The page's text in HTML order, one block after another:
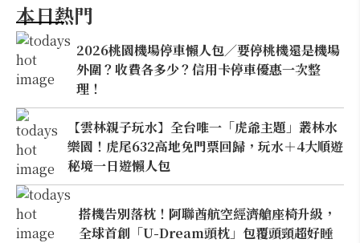
本日熱門
2026桃園機場停車懶人包／要停桃機還是機場
外圍？收費各多少？信用卡停車優惠一次整
理！
【雲林親子玩水】全台唯一「虎爺主題」叢林水
樂園！虎尾632高地免門票回歸，玩水＋4大順遊
秘境一日遊懶人包
搭機告別落枕！阿聯酋航空經濟艙座椅升級，
全球首創「U-Dream頭枕」包覆頭頸超好睡